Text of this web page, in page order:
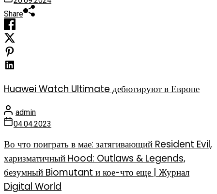
Share
Huawei Watch Ultimate дебютируют в Европе
admin
04.04.2023
Во что поиграть в мае: затягивающий Resident Evil,
харизматичный Hood: Outlaws & Legends,
безумный Biomutant и кое-что еще | Журнал
Digital World